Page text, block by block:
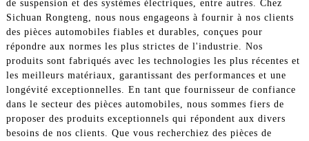
de suspension et des systèmes électriques, entre autres. Chez
Sichuan Rongteng, nous nous engageons à fournir à nos clients
des pièces automobiles fiables et durables, conçues pour
répondre aux normes les plus strictes de l'industrie. Nos
produits sont fabriqués avec les technologies les plus récentes et
les meilleurs matériaux, garantissant des performances et une
longévité exceptionnelles. En tant que fournisseur de confiance
dans le secteur des pièces automobiles, nous sommes fiers de
proposer des produits exceptionnels qui répondent aux divers
besoins de nos clients. Que vous recherchiez des pièces de